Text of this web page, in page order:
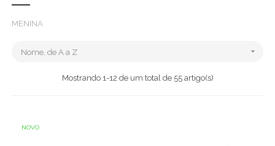
MENINA
Nome, de A a Z 
Mostrando 1-12 de um total de 55 artigo(s)
NOVO